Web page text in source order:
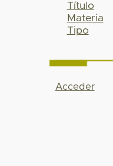
Título
Materia
Tipo
Acceder